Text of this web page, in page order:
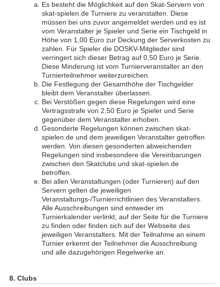
Es besteht die Möglichkeit auf den Skat-Servern von
skat-spielen.de Turniere zu veranstalten. Diese
müssen bei uns zuvor angemeldet werden und es ist
vom Veranstalter je Spieler und Serie ein Tischgeld in
Höhe von 1,00 Euro zur Deckung der Serverkosten zu
zahlen. Für Spieler die DOSKV-Mitglieder sind
verringert sich dieser Betrag auf 0,50 Euro je Serie.
Diese Minderung ist vom Turnierveranstalter an den
Turnierteilnehmer weiterzureichen.
Die Festlegung der Gesamthöhe der Tischgelder
bleibt dem Veranstalter überlassen.
Bei Verstößen gegen diese Regelungen wird eine
Vertragsstrafe von 2,50 Euro je Spieler und Serie
gegenüber dem Veranstalter erhoben.
Gesonderte Regelungen können zwischen skat-
spielen.de und dem jeweiligen Veranstalter getroffen
werden. Von diesen gesonderten abweichenden
Regelungen sind insbesondere die Vereinbarungen
zwischen den Skatclubs und skat-spielen.de
betroffen.
Bei allen Veranstaltungen (oder Turnieren) auf den
Servern gelten die jeweiligen
Veranstaltungs-/Turnierrichtlinien des Veranstalters.
Alle Ausschreibungen sind entweder im
Turnierkalender verlinkt, auf der Seite für die Turniere
zu finden oder finden sich auf der Webseite des
jeweiligen Veranstalters. Mit der Teilnahme an einem
Turnier erkennt der Teilnehmer die Ausschreibung
und alle dazugehörigen Regelwerke an.
Clubs